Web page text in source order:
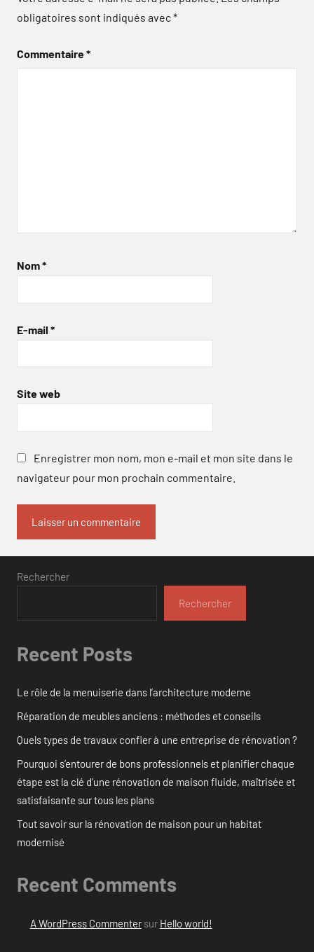
obligatoires sont indiqués avec*
Commentaire*
Nom*
E-mail *
Site web
Enregistrer mon nom, mon e-mail et mon site dans le
navigateur pour mon prochain commentaire.
Rechercher
Rechercher
Recent Posts
Le rôle de la menuiserie dans l’architecture moderne
Réparation de meubles anciens : méthodes et conseils
Quels types de travaux confier à une entreprise de rénovation ?
Pourquoi s’entourer de bons professionnels et planifier chaque
étape est la clé d’une rénovation de maison fluide, maîtrisée et
satisfaisante sur tous les plans
Tout savoir sur la rénovation de maison pour un habitat
modernisé
Recent Comments
A WordPress Commentersur Hello world!